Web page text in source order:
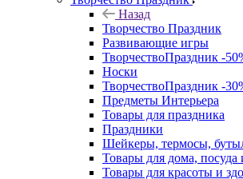
Назад
Творчество Праздник
Развивающие игры
ТворчествоПраздник -
Носки
ТворчествоПраздник -
Предметы Интерьера
Товары для праздника
Праздники
Шейкеры, термосы,
Товары для дома, посуда
Товары для красоты и